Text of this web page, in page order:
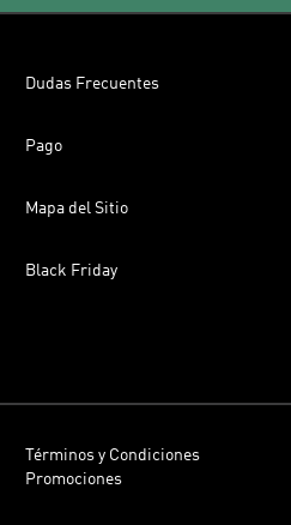
Dudas Frecuentes
Pago
Mapa del Sitio
Black Friday
Términos y Condiciones
Promociones